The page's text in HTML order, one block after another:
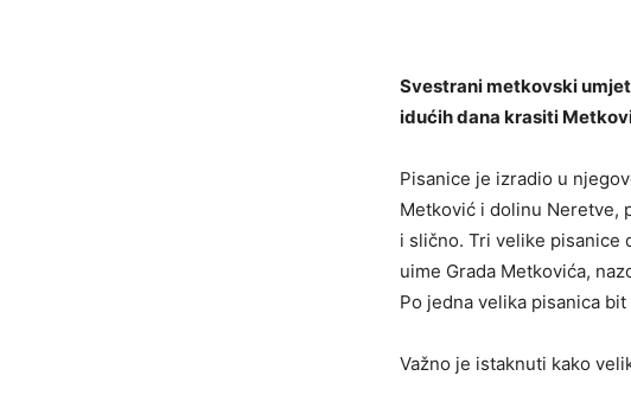
Svestrani metkovski
idućih dana krasiti
Pisanice je izradio u
Metković i dolinu Neretve,
i slično. Tri velike pisanice
uime Grada Metkovića,
Po jedna velika pisanica
Važno je istaknuti kako